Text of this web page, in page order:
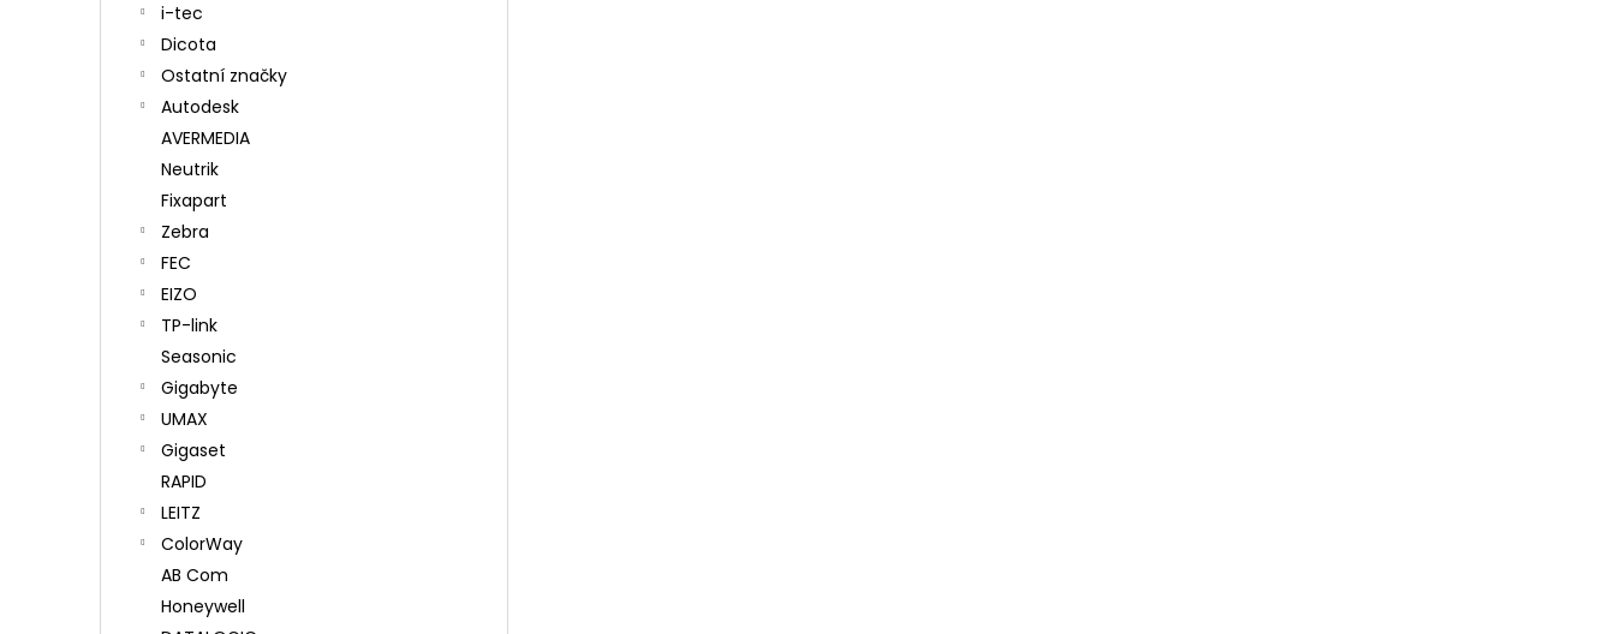
i-tec
Dicota
Ostatní značky
Autodesk
AVERMEDIA
Neutrik
Fixapart
Zebra
FEC
EIZO
TP-link
Seasonic
Gigabyte
UMAX
Gigaset
RAPID
LEITZ
ColorWay
AB Com
Honeywell